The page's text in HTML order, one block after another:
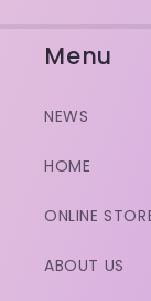
Menu
NEWS
HOME
ONLINE
ABOUT US